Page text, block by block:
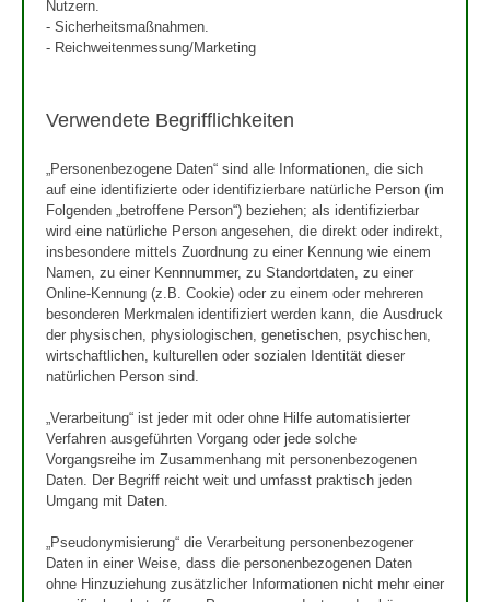
Nutzern.
- Sicherheitsmaßnahmen.
- Reichweitenmessung/Marketing
Verwendete Begrifflichkeiten
„Personenbezogene Daten“ sind alle Informationen, die sich
auf eine identifizierte oder identifizierbare natürliche Person (im
Folgenden „betroffene Person“) beziehen; als identifizierbar
wird eine natürliche Person angesehen, die direkt oder indirekt,
insbesondere mittels Zuordnung zu einer Kennung wie einem
Namen, zu einer Kennnummer, zu Standortdaten, zu einer
Online-Kennung (z.B. Cookie) oder zu einem oder mehreren
besonderen Merkmalen identifiziert werden kann, die Ausdruck
der physischen, physiologischen, genetischen, psychischen,
wirtschaftlichen, kulturellen oder sozialen Identität dieser
natürlichen Person sind.
„Verarbeitung“ ist jeder mit oder ohne Hilfe automatisierter
Verfahren ausgeführten Vorgang oder jede solche
Vorgangsreihe im Zusammenhang mit personenbezogenen
Daten. Der Begriff reicht weit und umfasst praktisch jeden
Umgang mit Daten.
„Pseudonymisierung“ die Verarbeitung personenbezogener
Daten in einer Weise, dass die personenbezogenen Daten
ohne Hinzuziehung zusätzlicher Informationen nicht mehr einer